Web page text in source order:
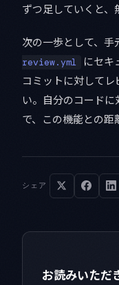
ずつ足していくと、
次の一歩として、手
review.yml
にセキ
コミットに対して
い。自分のコード
で、この機能との距
シェア
お読みいただ